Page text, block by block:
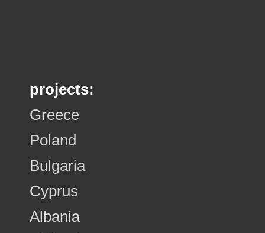
projects:
Greece
Poland
Bulgaria
Cyprus
Albania